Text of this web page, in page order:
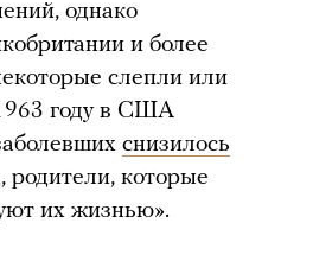
однако
и более
слепли или
1963 году в США
снизилось
родители, которые
их жизнью».